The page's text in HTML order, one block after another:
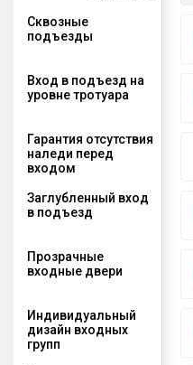
Сквозные
подъезды
Вход в подъезд на
уровне тротуара
Гарантия отсутствия
наледи перед
входом
Заглубленный вход
в подъезд
Прозрачные
входные двери
Индивидуальный
дизайн входных
групп